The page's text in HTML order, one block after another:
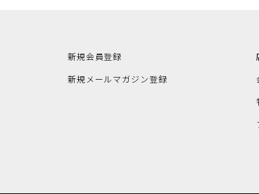
新規会員登録
新規メールマガジン登録